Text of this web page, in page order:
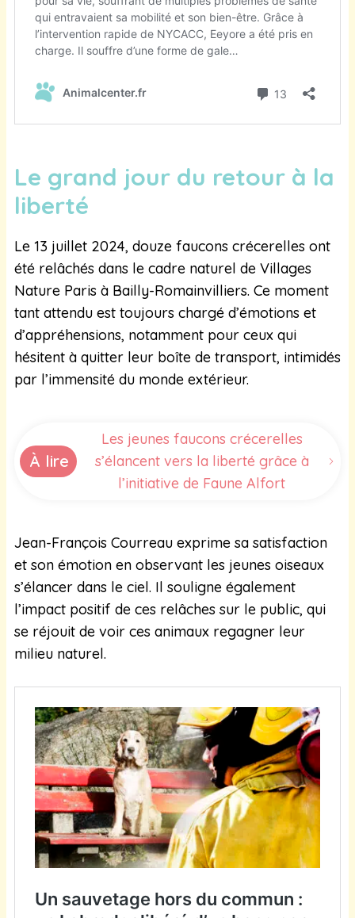
Le grand jour du retour à la
liberté
Le 13 juillet 2024, douze faucons crécerelles ont
été relâchés dans le cadre naturel de Villages
Nature Paris à Bailly-Romainvilliers. Ce moment
tant attendu est toujours chargé d’émotions et
d’appréhensions, notamment pour ceux qui
hésitent à quitter leur boîte de transport, intimidés
par l’immensité du monde extérieur.
À lire
Les jeunes faucons crécerelles
s’élancent vers la liberté grâce à
l’initiative de Faune Alfort
Jean-François Courreau exprime sa satisfaction
et son émotion en observant les jeunes oiseaux
s’élancer dans le ciel. Il souligne également
l’impact positif de ces relâches sur le public, qui
se réjouit de voir ces animaux regagner leur
milieu naturel.